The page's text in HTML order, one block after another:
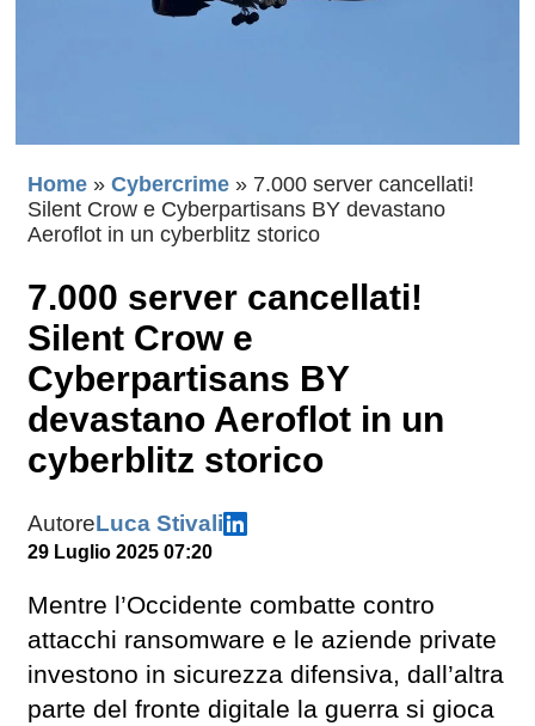
Home » Cybercrime » 7.000 server cancellati!
Silent Crow e Cyberpartisans BY devastano
Aeroflot in un cyberblitz storico
7.000 server cancellati!
Silent Crow e
Cyberpartisans BY
devastano Aeroflot in un
cyberblitz storico
AutoreLuca Stivali
29 Luglio 2025 07:20
Mentre l’Occidente combatte contro
attacchi ransomware e le aziende private
investono in sicurezza difensiva, dall’altra
parte del fronte digitale la guerra si gioca